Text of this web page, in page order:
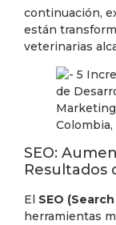
continuación,
están
veterinarias
SEO:
Resultados
El SEO
herramientas